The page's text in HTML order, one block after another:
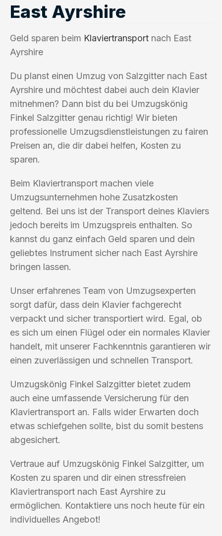
East Ayrshire
Geld sparen beim Klaviertransport nach East
Ayrshire
Du planst einen Umzug von Salzgitter nach East
Ayrshire und möchtest dabei auch dein Klavier
mitnehmen? Dann bist du bei Umzugskönig
Finkel Salzgitter genau richtig! Wir bieten
professionelle Umzugsdienstleistungen zu fairen
Preisen an, die dir dabei helfen, Kosten zu
sparen.
Beim Klaviertransport machen viele
Umzugsunternehmen hohe Zusatzkosten
geltend. Bei uns ist der Transport deines Klaviers
jedoch bereits im Umzugspreis enthalten. So
kannst du ganz einfach Geld sparen und dein
geliebtes Instrument sicher nach East Ayrshire
bringen lassen.
Unser erfahrenes Team von Umzugsexperten
sorgt dafür, dass dein Klavier fachgerecht
verpackt und sicher transportiert wird. Egal, ob
es sich um einen Flügel oder ein normales Klavier
handelt, mit unserer Fachkenntnis garantieren wir
einen zuverlässigen und schnellen Transport.
Umzugskönig Finkel Salzgitter bietet zudem
auch eine umfassende Versicherung für den
Klaviertransport an. Falls wider Erwarten doch
etwas schiefgehen sollte, bist du somit bestens
abgesichert.
Vertraue auf Umzugskönig Finkel Salzgitter, um
Kosten zu sparen und dir einen stressfreien
Klaviertransport nach East Ayrshire zu
ermöglichen. Kontaktiere uns noch heute für ein
individuelles Angebot!